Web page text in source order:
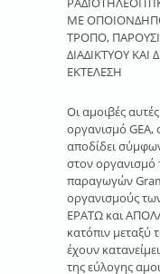
ΜΕ
ΤΡΟΠΟ,
ΔΙΑΔΙΚΤΥΟΥ ΚΑΙ
ΕΚΤΕΛΕΣΗ
Οι αμοιβές
οργανισμό GEA,
αποδίδει
στον οργανισμό
παραγωγών
οργανισμούς
ΕΡΑΤΩ και
κατόπιν μεταξύ
έχουν
της εύλογης